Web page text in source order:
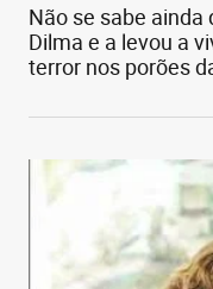
Não se sabe
Dilma e a levou a
terror nos porões